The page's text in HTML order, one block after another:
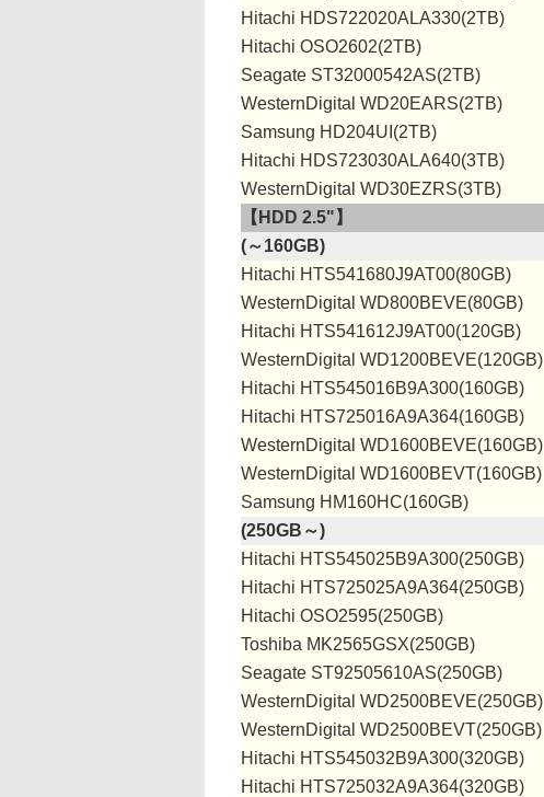
Hitachi HDS722020ALA330(2TB)
Hitachi OSO2602(2TB)
Seagate ST32000542AS(2TB)
WesternDigital WD20EARS(2TB)
Samsung HD204UI(2TB)
Hitachi HDS723030ALA640(3TB)
WesternDigital WD30EZRS(3TB)
【HDD 2.5"】
(～160GB)
Hitachi HTS541680J9AT00(80GB)
WesternDigital WD800BEVE(80GB)
Hitachi HTS541612J9AT00(120GB)
WesternDigital WD1200BEVE(120GB)
Hitachi HTS545016B9A300(160GB)
Hitachi HTS725016A9A364(160GB)
WesternDigital WD1600BEVE(160GB)
WesternDigital WD1600BEVT(160GB)
Samsung HM160HC(160GB)
(250GB～)
Hitachi HTS545025B9A300(250GB)
Hitachi HTS725025A9A364(250GB)
Hitachi OSO2595(250GB)
Toshiba MK2565GSX(250GB)
Seagate ST92505610AS(250GB)
WesternDigital WD2500BEVE(250GB)
WesternDigital WD2500BEVT(250GB)
Hitachi HTS545032B9A300(320GB)
Hitachi HTS725032A9A364(320GB)